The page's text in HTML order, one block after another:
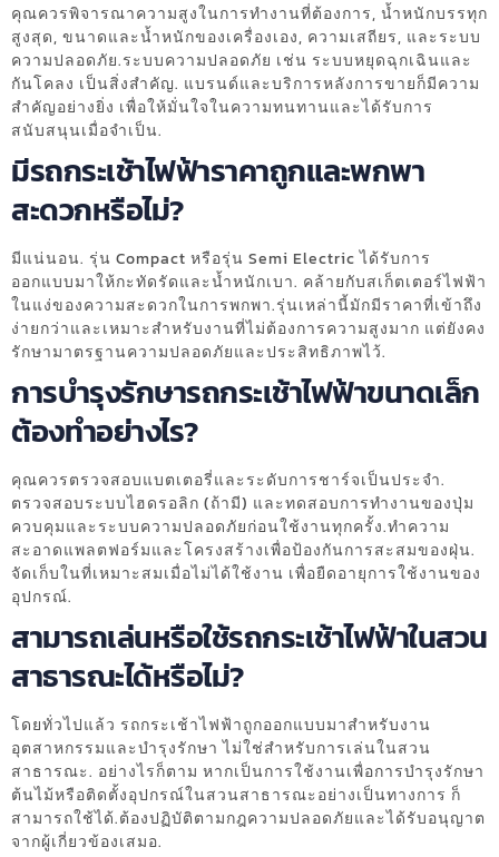
คุณควรพิจารณาความสูงในการทำงานที่ต้องการ, น้ำหนักบรรทุก
สูงสุด, ขนาดและน้ำหนักของเครื่องเอง, ความเสถียร, และระบบ
ความปลอดภัย.ระบบความปลอดภัย เช่น ระบบหยุดฉุกเฉินและ
กันโคลง เป็นสิ่งสำคัญ. แบรนด์และบริการหลังการขายก็มีความ
สำคัญอย่างยิ่ง เพื่อให้มั่นใจในความทนทานและได้รับการ
สนับสนุนเมื่อจำเป็น.
มีรถกระเช้าไฟฟ้าราคาถูกและพกพา
สะดวกหรือไม่?
มีแน่นอน. รุ่น Compact หรือรุ่น Semi Electric ได้รับการ
ออกแบบมาให้กะทัดรัดและน้ำหนักเบา. คล้ายกับสเก็ตเตอร์ไฟฟ้า
ในแง่ของความสะดวกในการพกพา.รุ่นเหล่านี้มักมีราคาที่เข้าถึง
ง่ายกว่าและเหมาะสำหรับงานที่ไม่ต้องการความสูงมาก แต่ยังคง
รักษามาตรฐานความปลอดภัยและประสิทธิภาพไว้.
การบำรุงรักษารถกระเช้าไฟฟ้าขนาดเล็ก
ต้องทำอย่างไร?
คุณควรตรวจสอบแบตเตอรี่และระดับการชาร์จเป็นประจำ.
ตรวจสอบระบบไฮดรอลิก (ถ้ามี) และทดสอบการทำงานของปุ่ม
ควบคุมและระบบความปลอดภัยก่อนใช้งานทุกครั้ง.ทำความ
สะอาดแพลตฟอร์มและโครงสร้างเพื่อป้องกันการสะสมของฝุ่น.
จัดเก็บในที่เหมาะสมเมื่อไม่ได้ใช้งาน เพื่อยืดอายุการใช้งานของ
อุปกรณ์.
สามารถเล่นหรือใช้รถกระเช้าไฟฟ้าในสวน
สาธารณะได้หรือไม่?
โดยทั่วไปแล้ว รถกระเช้าไฟฟ้าถูกออกแบบมาสำหรับงาน
อุตสาหกรรมและบำรุงรักษา ไม่ใช่สำหรับการเล่นในสวน
สาธารณะ. อย่างไรก็ตาม หากเป็นการใช้งานเพื่อการบำรุงรักษา
ต้นไม้หรือติดตั้งอุปกรณ์ในสวนสาธารณะอย่างเป็นทางการ ก็
สามารถใช้ได้.ต้องปฏิบัติตามกฎความปลอดภัยและได้รับอนุญาต
จากผู้เกี่ยวข้องเสมอ.